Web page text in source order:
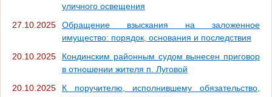
уличного освещения
27.10.2025
Обращение взыскания на заложенное
имущество: порядок, основания и последствия
20.10.2025
Кондинским районным судом вынесен приговор
в отношении жителя п. Луговой
20.10.2025
К поручителю, исполнившему обязательство,